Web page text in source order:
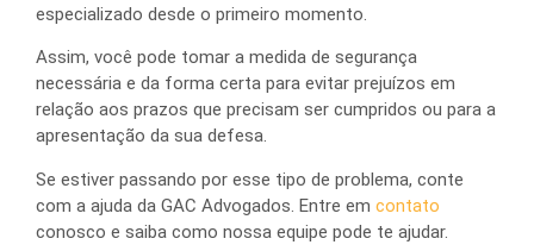
especializado desde o primeiro momento.
Assim, você pode tomar a medida de segurança
necessária e da forma certa para evitar prejuízos em
relação aos prazos que precisam ser cumpridos ou para a
apresentação da sua defesa.
Se estiver passando por esse tipo de problema, conte
com a ajuda da GAC Advogados. Entre em contato
conosco e saiba como nossa equipe pode te ajudar.